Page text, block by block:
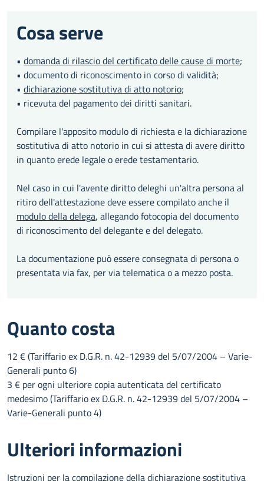
Cosa serve
• domanda di rilascio del certificato delle cause di morte;
• documento di riconoscimento in corso di validità;
• dichiarazione sostitutiva di atto notorio;
• ricevuta del pagamento dei diritti sanitari.
Compilare l'apposito modulo di richiesta e la dichiarazione
sostitutiva di atto notorio in cui si attesta di avere diritto
in quanto erede legale o erede testamentario.
Nel caso in cui l'avente diritto deleghi un'altra persona al
ritiro dell'attestazione deve essere compilato anche il
modulo della delega, allegando fotocopia del documento
di riconoscimento del delegante e del delegato.
La documentazione può essere consegnata di persona o
presentata via fax, per via telematica o a mezzo posta.
Quanto costa
12 € (Tariffario ex D.G.R. n. 42-12939 del 5/07/2004 – Varie-
Generali punto 6)
3 € per ogni ulteriore copia autenticata del certificato
medesimo (Tariffario ex D.G.R. n. 42-12939 del 5/07/2004 –
Varie-Generali punto 4)
Ulteriori informazioni
Istruzioni per la compilazione delladichiarazione sostitutiva